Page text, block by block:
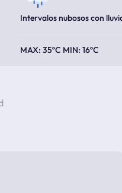
Intervalos nubosos con
35ºC 16ºC